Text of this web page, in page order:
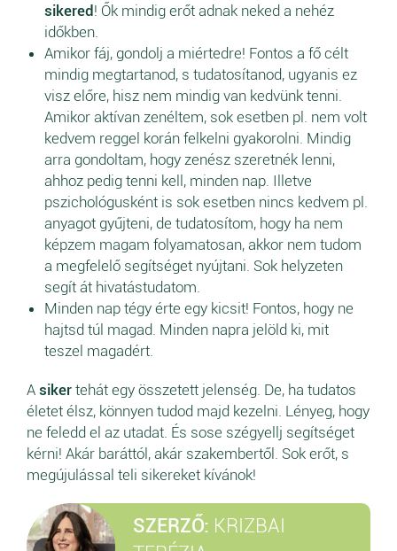
sikered ! Ők mindig erőt adnak neked a nehéz
időkben.
Amikor fáj, gondolj a miértedre! Fontos a fő célt
mindig megtartanod, s tudatosítanod, ugyanis ez
visz előre, hisz nem mindig van kedvünk tenni.
Amikor aktívan zenéltem, sok esetben pl. nem volt
kedvem reggel korán felkelni gyakorolni. Mindig
arra gondoltam, hogy zenész szeretnék lenni,
ahhoz pedig tenni kell, minden nap. Illetve
pszichológusként is sok esetben nincs kedvem pl.
anyagot gyűjteni, de tudatosítom, hogy ha nem
képzem magam folyamatosan, akkor nem tudom
a megfelelő segítséget nyújtani. Sok helyzeten
segít át hivatástudatom.
Minden nap tégy érte egy kicsit! Fontos, hogy ne
hajtsd túl magad. Minden napra jelöld ki, mit
teszel magadért.
A siker tehát egy összetett jelenség. De, ha tudatos
életet élsz, könnyen tudod majd kezelni. Lényeg, hogy
ne feledd el az utadat. És sose szégyellj segítséget
kérni! Akár baráttól, akár szakembertől. Sok erőt, s
megújulással teli sikereket kívánok!
SZERZŐ: KRIZBAI